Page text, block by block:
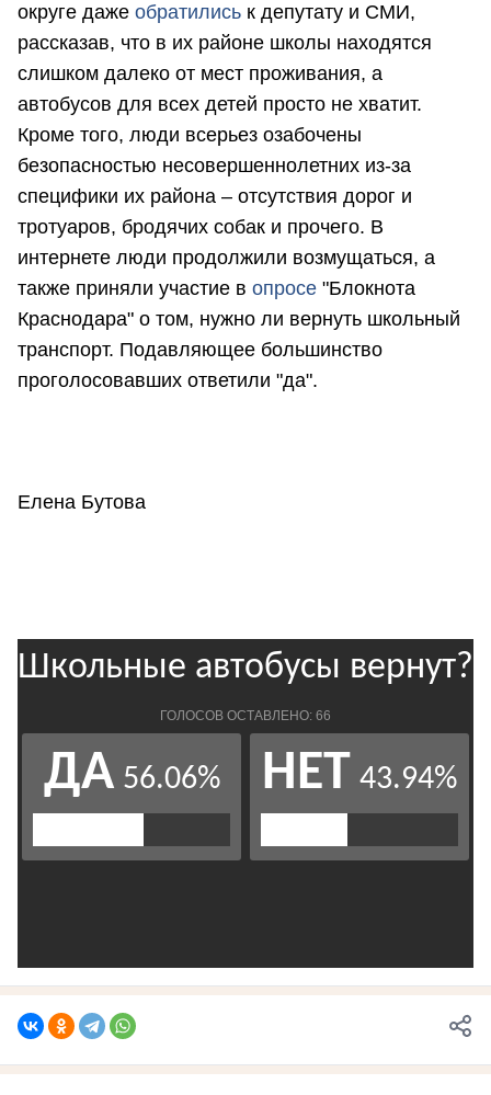
округе даже обратились к депутату и СМИ,
рассказав, что в их районе школы находятся
слишком далеко от мест проживания, а
автобусов для всех детей просто не хватит.
Кроме того, люди всерьез озабочены
безопасностью несовершеннолетних из-за
специфики их района – отсутствия дорог и
тротуаров, бродячих собак и прочего. В
интернете люди продолжили возмущаться, а
также приняли участие в опросе "Блокнота
Краснодара" о том, нужно ли вернуть школьный
транспорт. Подавляющее большинство
проголосовавших ответили "да".
Елена Бутова